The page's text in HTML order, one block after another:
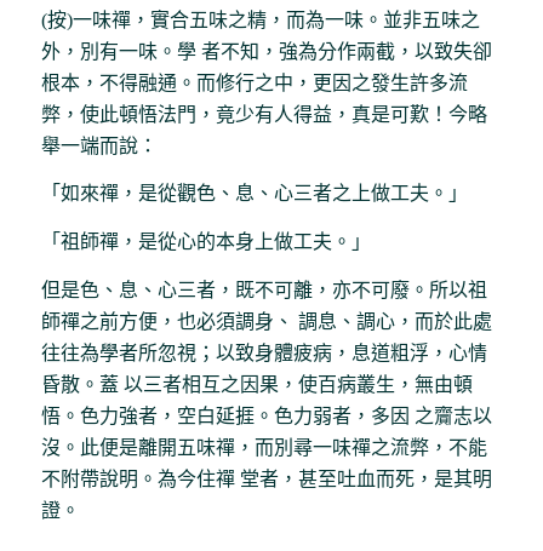
(按)一味禪，實合五味之精，而為一味。並非五味之
外，別有一味。學 者不知，強為分作兩截，以致失卻
根本，不得融通。而修行之中，更因之發生許多流
弊，使此頓悟法門，竟少有人得益，真是可歎！今略
舉一端而說：
「如來禪，是從觀色、息、心三者之上做工夫。」
「祖師禪，是從心的本身上做工夫。」
但是色、息、心三者，既不可離，亦不可廢。所以祖
師禪之前方便，也必須調身、 調息、調心，而於此處
往往為學者所忽視；以致身體疲病，息道粗浮，心情
昏散。蓋 以三者相互之因果，使百病叢生，無由頓
悟。色力強者，空白延捱。色力弱者，多因 之齎志以
沒。此便是離開五味禪，而別尋一味禪之流弊，不能
不附帶說明。為今住禪 堂者，甚至吐血而死，是其明
證。